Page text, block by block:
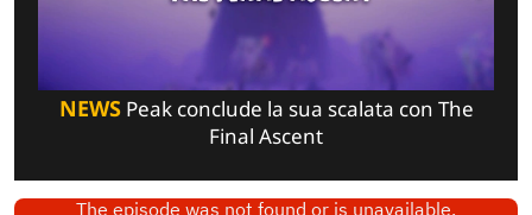
NEWSPeak conclude la sua scalata con The
Final Ascent